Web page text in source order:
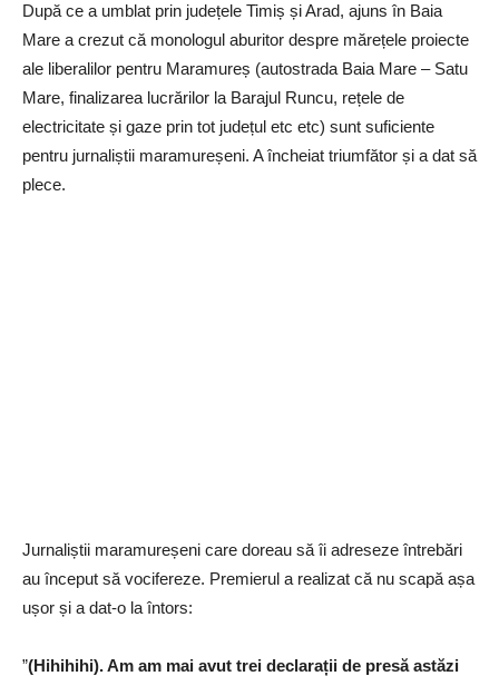
După ce a umblat prin județele Timiș și Arad, ajuns în Baia
Mare a crezut că monologul aburitor despre mărețele proiecte
ale liberalilor pentru Maramureș (autostrada Baia Mare – Satu
Mare, finalizarea lucrărilor la Barajul Runcu, rețele de
electricitate și gaze prin tot județul etc etc) sunt suficiente
pentru jurnaliștii maramureșeni. A încheiat triumfător și a dat să
plece.
Jurnaliștii maramureșeni care doreau să îi adreseze întrebări
au început să vocifereze. Premierul a realizat că nu scapă așa
ușor și a dat-o la întors:
”(Hihihihi). Am am mai avut trei declarații de presă astăzi